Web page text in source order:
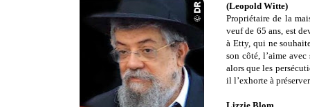
(Leopold Witte)
Propriétaire de la
veuf de 65 ans, est
à Etty, qui ne
son côté, l’aime
alors que les
il l’exhorte à